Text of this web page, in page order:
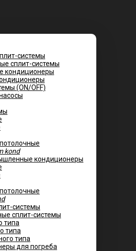
системы
сплит-системы
кондиционеры
(ON/OFF)
кондиционеры
системы
сплит-системы
типа
типа
типа
для погреба